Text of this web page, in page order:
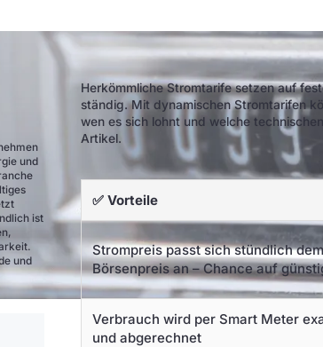
und
ist
und
Herkömmliche Stromtarife setzen auf
ständig. Mit dynamischen Stromtarifen
wen es sich lohnt und welche
Artikel.
✅ Vorteile
Strompreis passt sich stündlich
Börsenpreis an – Chance auf
Verbrauch wird per Smart Meter
und abgerechnet